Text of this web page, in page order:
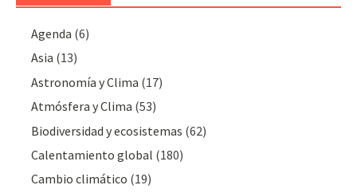
Agenda (6)
Asia (13)
Astronomía y Clima (17)
Atmósfera y Clima (53)
Biodiversidad y ecosistemas (62)
Calentamiento global (180)
Cambio climático (19)